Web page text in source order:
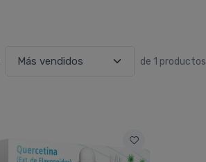
de 1 productos